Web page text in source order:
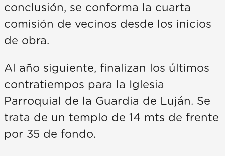
conclusión, se conforma la cuarta
comisión de vecinos desde los inicios
de obra.
Al año siguiente, finalizan los últimos
contratiempos para la Iglesia
Parroquial de la Guardia de Luján. Se
trata de un templo de 14 mts de frente
por 35 de fondo.